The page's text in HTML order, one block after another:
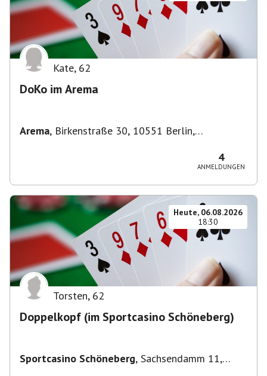
Kate, 62
DoKo im Arema
Arema, Birkenstraße 30, 10551 Berlin,
4
ANMELDUNGEN
Heute, 06.08.2026
18:30
Torsten, 62
Doppelkopf (im Sportcasino Schöneberg)
Sportcasino Schöneberg, Sachsendamm 11,